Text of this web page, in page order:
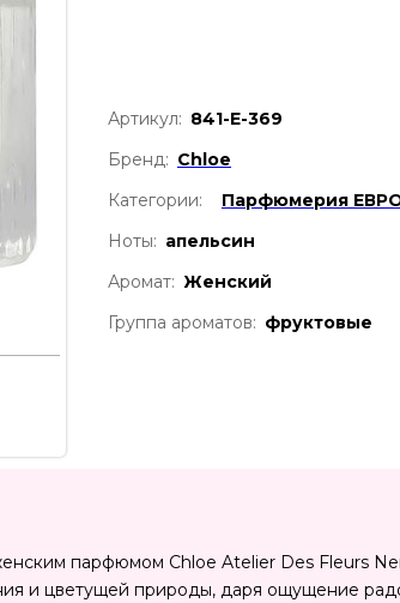
Артикул: 841-Е-369
Бренд: Chloe
Категории:
Парфюмерия
Ноты: апельсин
Аромат: Женский
Группа ароматов: фруктовые
парфюмом Chloe Atelier Des Fleurs
и цветущей природы, даря ощущение